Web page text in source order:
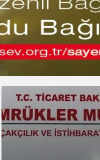
Gündüz modunu
Gece Modu
Sistem Modu
Sistem modunu